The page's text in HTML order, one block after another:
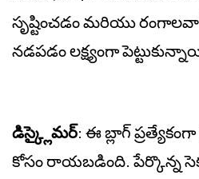
సృష్టించడం మరియు
నడపడం లక్ష్యంగా
డిస్క్లైమర్: ఈ బ్లాగ్
కోసం రాయబడింది. పేర్కొన్న